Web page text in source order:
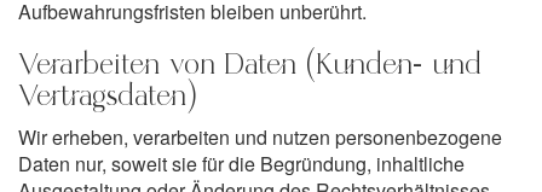
Aufbewahrungsfristen bleiben unberührt.
Verarbeiten von Daten (Kunden- und
Vertragsdaten)
Wir erheben, verarbeiten und nutzen personenbezogene
Daten nur, soweit sie für die Begründung, inhaltliche